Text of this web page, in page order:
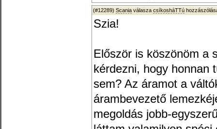
(#12289) Scania válasza csíkosháTTú
Szia!
Először is köszönöm a
kérdezni, hogy honnan
sem? Az áramot a
árambevezető
megoldás jobb-